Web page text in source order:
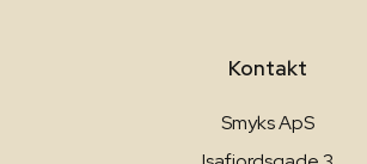
Kontakt
Smyks ApS